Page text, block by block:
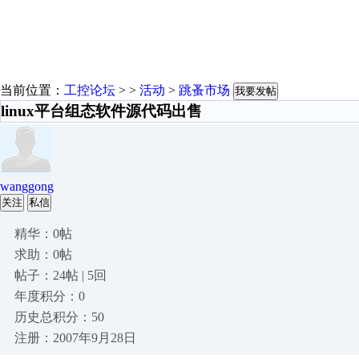
当前位置： 工控论坛 > > 活动 > 跳蚤市场 我要发帖
linux平台组态软件源代码出售
wanggong
关注 私信
精华：0帖
求助：0帖
帖子：24帖 | 5回
年度积分：0
历史总积分：50
注册：2007年9月28日